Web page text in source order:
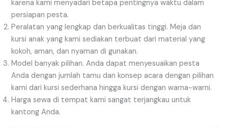
karena kami menyadari betapa pentingnya waktu dalam
persiapan pesta.
Peralatan yang lengkap dan berkualitas tinggi. Meja dan
kursi anak yang kami sediakan terbuat dari material yang
kokoh, aman, dan nyaman di gunakan.
Model banyak pilihan. Anda dapat menyesuaikan pesta
Anda dengan jumlah tamu dan konsep acara dengan pilihan
kami dari kursi sederhana hingga kursi dengan warna-warni.
Harga sewa di tempat kami sangat terjangkau untuk
kantong Anda.